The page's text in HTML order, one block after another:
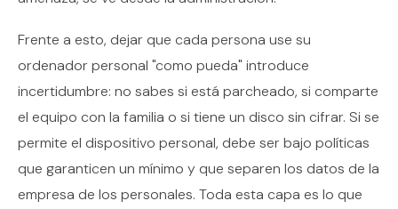
Frente a esto, dejar que cada persona use su
ordenador personal "como pueda" introduce
incertidumbre: no sabes si está parcheado, si comparte
el equipo con la familia o si tiene un disco sin cifrar. Si se
permite el dispositivo personal, debe ser bajo políticas
que garanticen un mínimo y que separen los datos de la
empresa de los personales. Toda esta capa es lo que